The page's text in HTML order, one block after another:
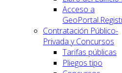
Acceso a
Contratación Público-
Privada y Concursos
Tarifas públicas
Pliegos tipo